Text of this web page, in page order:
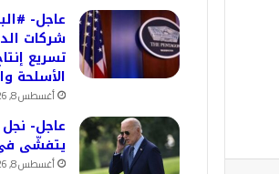
عاجل-
شركات
تسريع
الأسلحة
أغسطس 8, 2026
عاجل-
يتفشّى
أغسطس 8, 2026